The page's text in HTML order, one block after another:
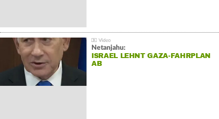
Netanjahu:
ISRAEL LEHNT GAZA-FAHRPLAN
AB